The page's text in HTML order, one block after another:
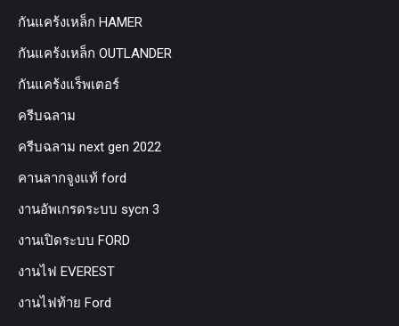
กันแคร้งเหล็ก HAMER
กันแคร้งเหล็ก OUTLANDER
กันแคร้งแร็พเตอร์
ครีบฉลาม
ครีบฉลาม next gen 2022
คานลากจูงแท้ ford
งานอัพเกรดระบบ sycn 3
งานเปิดระบบ FORD
งานไฟ EVEREST
งานไฟท้าย Ford